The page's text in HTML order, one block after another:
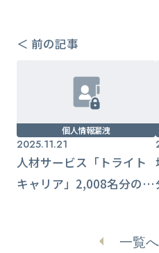
＜ 前の記事
個人情報漏洩
2025.11.21
人材サービス「トライト
キャリア」2,008名分の情
一覧